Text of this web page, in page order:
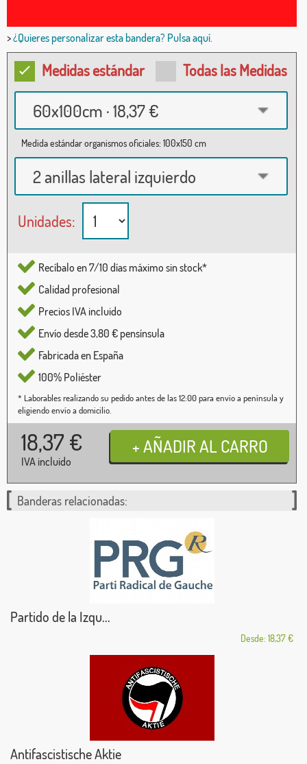
>¿Quieres personalizar esta bandera? Pulsa aquí.
Medidas estándar Todas las Medidas
60x100cm · 18,37 €
Medida estándar organismos oficiales: 100x150 cm
2 anillas lateral izquierdo
Unidades:
Recíbalo en 7/10 días máximo sin stock*
Calidad profesional
Precios IVA incluido
Envío desde 3,80 € pensínsula
Fabricada en España
100% Poliéster
* Laborables realizando su pedido antes de las 12:00 para envío a península y
eligiendo envío a domicilio.
18,37 €
IVA incluido
Banderas relacionadas:
Partido de la Izqu...
Desde: 18,37 €
Antifascistische Aktie